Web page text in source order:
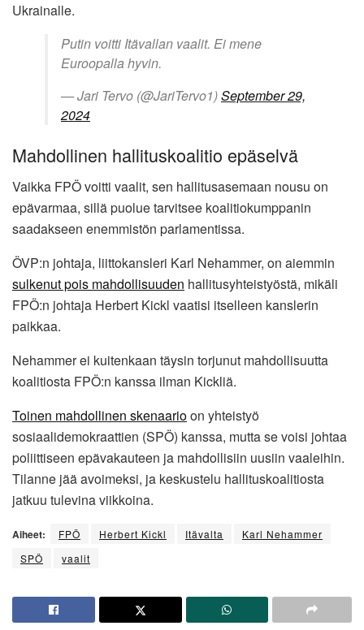
Ukrainalle.
Putin voitti Itävallan vaalit. Ei mene
Euroopalla hyvin.
— Jari Tervo (@JariTervo1)September 29,
2024
Mahdollinen hallituskoalitio epäselvä
Vaikka FPÖ voitti vaalit, sen hallitusasemaan nousu on
epävarmaa, sillä puolue tarvitsee koalitiokumppanin
saadakseen enemmistön parlamentissa.
ÖVP:n johtaja, liittokansleri Karl Nehammer, on aiemmin
sulkenut pois mahdollisuuden hallitusyhteistyöstä, mikäli
FPÖ:n johtaja Herbert Kickl vaatisi itselleen kanslerin
paikkaa.
Nehammer ei kuitenkaan täysin torjunut mahdollisuutta
koalitiosta FPÖ:n kanssa ilman Kickliä.
Toinen mahdollinen skenaarioon yhteistyö
sosiaalidemokraattien (SPÖ) kanssa, mutta se voisi johtaa
poliittiseen epävakauteen ja mahdollisiin uusiin vaaleihin.
Tilanne jää avoimeksi, ja keskustelu hallituskoalitiosta
jatkuu tulevina viikkoina.
Aiheet: FPÖ Herbert Kickl Itävalta
Karl Nehammer
SPÖ
vaalit